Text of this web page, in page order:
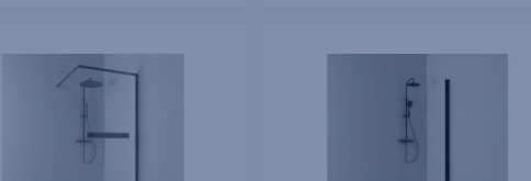
BL SVART KRISTALL HYLLA 90
SVART MATT KLAR INTHT 97X198X3CM